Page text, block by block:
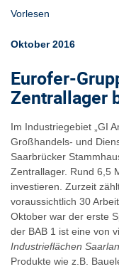
Vorlesen
Oktober 2016
Eurofer-
Zentrallager
Im Industriegebiet „GI
Großhandels- und
Saarbrücker
Zentrallager. Rund 6,5
investieren. Zurzeit
voraussichtlich 30
Oktober war der erste
der BAB 1 ist eine von
Industrieflächen
Produkte wie z.B.